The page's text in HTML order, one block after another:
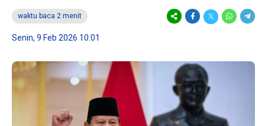
waktu baca 2 menit
Senin, 9 Feb 2026 10:01
Banyak Gugatan di
Pilkada 2024, Legislator
Keputusan